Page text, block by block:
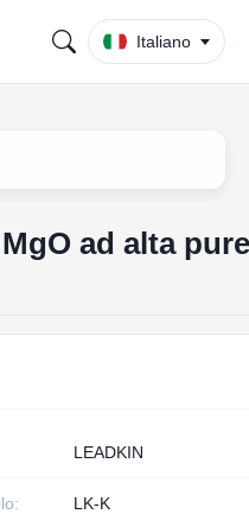
Italiano
ad alta
LEADKIN
LK-K